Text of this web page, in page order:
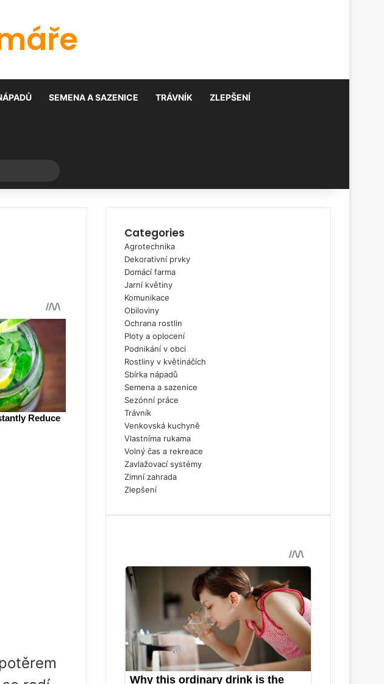
SEMENA A SAZENICE TRÁVNÍK ZLEPŠENÍ
for
Categories
Agrotechnika
Dekorativní prvky
Domácí farma
Jarní květiny
Komunikace
Obiloviny
Ochrana rostlin
Ploty a oplocení
Podnikání v obci
Rostliny v květináčích
Sbírka nápadů
Semena a sazenice
Sezónní práce
Trávník
Venkovská kuchyně
Vlastníma rukama
Volný čas a rekreace
Zavlažovací systémy
Zimní zahrada
Zlepšení